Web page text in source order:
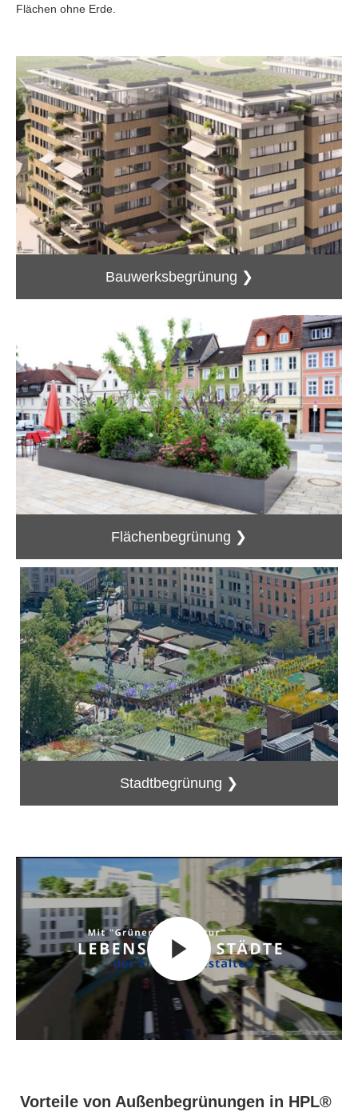
Flächen ohne Erde.
Bauwerksbegrünung ❯
Flächenbegrünung ❯
Stadtbegrünung ❯
Vorteile von Außenbegrünungen in HPL®